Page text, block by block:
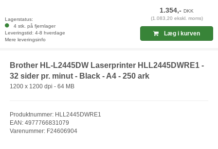
Lagerstatus:
4 stk. på fjernlager
Leveringstid: 4-8 hverdage
Mere leveringsinfo
1.354,-DKK
(1.083,20 ekskl. moms)
Læg i kurven
Brother HL-L2445DW Laserprinter HLL2445DWRE1 -
32 sider pr. minut - Black - A4 - 250 ark
1200 x 1200 dpi - 64 MB
Produktnummer: HLL2445DWRE1
EAN: 4977766831079
Varenummer: F24606904